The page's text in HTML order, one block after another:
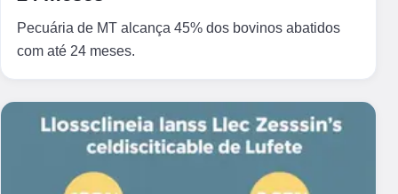
Pecuária de MT alcança 45% dos bovinos abatidos
com até 24 meses.